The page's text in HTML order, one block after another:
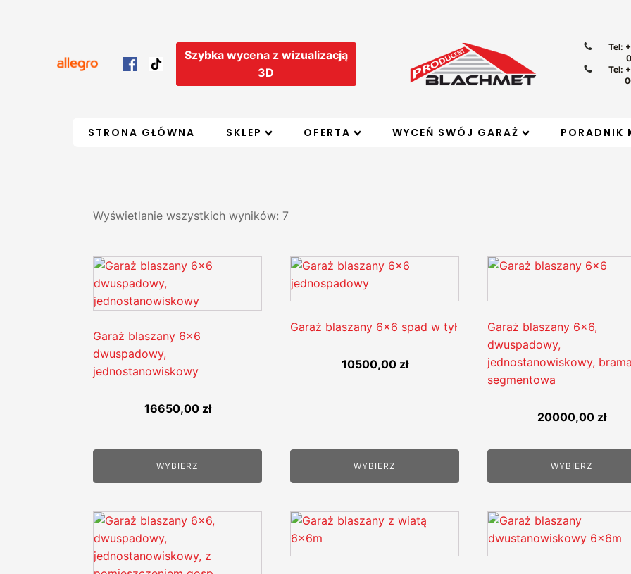
Szybka wycena z wizualizacją
3D
Tel:
Tel:
STRONA GŁÓWNA SKLEP OFERTA WYCEŃ SWÓJ GARAŻ PORADNIK
Wyświetlanie wszystkich wyników: 7
Garaż blaszany 6x6
dwuspadowy,
jednostanowiskowy
16650,00 zł
WYBIERZ
Garaż blaszany 6x6 spad w tył
10500,00 zł
WYBIERZ
Garaż blaszany 6x6,
dwuspadowy,
jednostanowiskowy,
segmentowa
20000,00 zł
WYBIERZ